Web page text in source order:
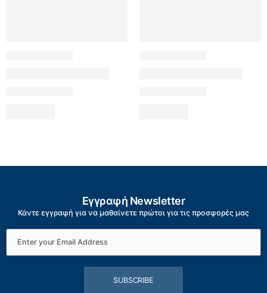
Εγγραφή Newsletter
Κάντε εγγραφή για να μαθαίνετε πρώτοι για τις προσφορές μας
SUBSCRIBE